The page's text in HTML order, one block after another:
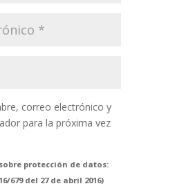
correo electrónico y
para la próxima vez
protección de datos:
679 del 27 de abril 2016)